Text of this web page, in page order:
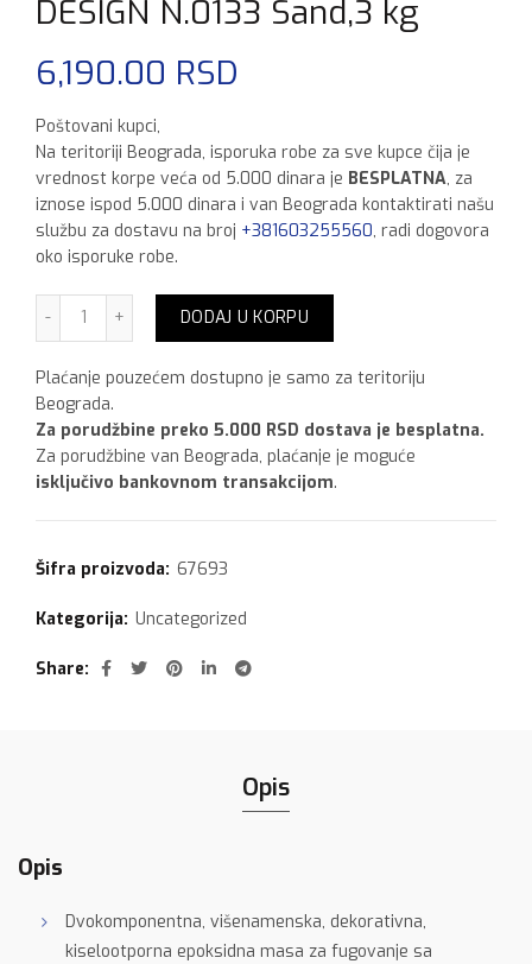
DESIGN N.0133 Sand,3 kg
6,190.00 RSD
Poštovani kupci,
Na teritoriji Beograda, isporuka robe za sve kupce čija je
vrednost korpe veća od 5.000 dinara je BESPLATNA, za
iznose ispod 5.000 dinara i van Beograda kontaktirati našu
službu za dostavu na broj +381603255560, radi dogovora
oko isporuke robe.
Mapei KERAPOXY EASY DESIGN N.0133 Sand,3 kg količina
DODAJ U KORPU
Plaćanje pouzećem dostupno je samo za teritoriju
Beograda.
Za porudžbine preko 5.000 RSD dostava je besplatna.
Za porudžbine van Beograda, plaćanje je moguće
isključivo bankovnom transakcijom.
Šifra proizvoda: 67693
Kategorija: Uncategorized
Share
Opis
Opis
Dvokomponentna, višenamenska, dekorativna,
kiselootporna epoksidna masa za fugovanje sa